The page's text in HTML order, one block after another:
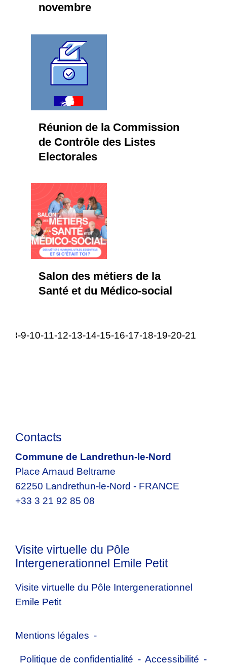
novembre
Réunion de la Commission
de Contrôle des Listes
Electorales
Salon des métiers de la
Santé et du Médico-social
-8-9-10-11-12-13-14-15-16-17-18-19-20-21
Contacts
Commune de Landrethun-le-Nord
Place Arnaud Beltrame
62250 Landrethun-le-Nord - FRANCE
+33 3 21 92 85 08
Visite virtuelle du Pôle
Intergenerationnel Emile Petit
Visite virtuelle du Pôle Intergenerationnel
Emile Petit
Mentions légales -
Politique de confidentialité - Accessibilité -